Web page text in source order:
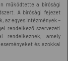
működtette a bírósági
A bírósági fejezet
az egyes intézmények –
rendelkező szervezeti
rendelkeznek, amely
és azokkal